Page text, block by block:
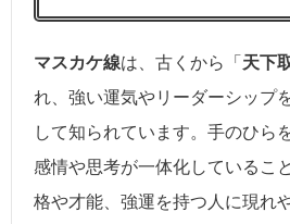
マスカケ線は、古くから「 天下
れ、強い運気やリーダーシップ
して知られています。手のひら
感情や思考が一体化しているこ
格や才能、強運を持つ人に現れ